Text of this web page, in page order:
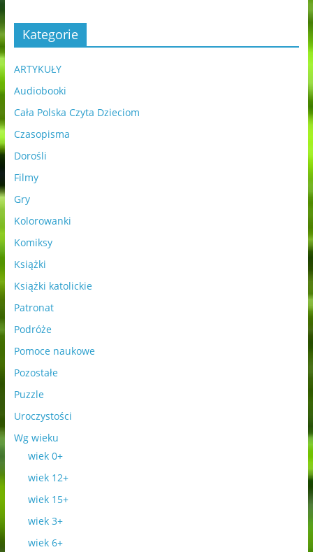
Kategorie
ARTYKUŁY
Audiobooki
Cała Polska Czyta Dzieciom
Czasopisma
Dorośli
Filmy
Gry
Kolorowanki
Komiksy
Książki
Książki katolickie
Patronat
Podróże
Pomoce naukowe
Pozostałe
Puzzle
Uroczystości
Wg wieku
wiek 0+
wiek 12+
wiek 15+
wiek 3+
wiek 6+